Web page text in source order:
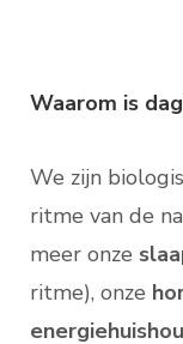
Waarom is
We zijn
ritme van de
meer onze
ritme), onze